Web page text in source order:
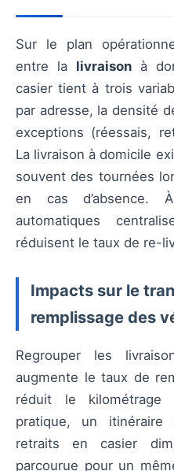
Sur le plan
entre la livraisonà
casier tient à trois
par adresse, la densité
exceptions (réessais,
La livraison à domicile
souvent des tournées
en cas d’absence.
automatiques
réduisent le taux de re-
Impacts sur le
remplissage des
Regrouper les
augmente le taux de
réduit le kilométrage
pratique, un itinéraire
retraits en casier
parcourue pour un